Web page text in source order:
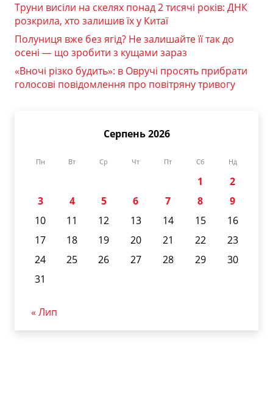
Труни висіли на скелях понад 2 тисячі років: ДНК
розкрила, хто залишив їх у Китаї
Полуниця вже без ягід? Не залишайте її так до
осені — що зробити з кущами зараз
«Вночі різко будить»: в Овручі просять прибрати
голосові повідомлення про повітряну тривогу
Серпень 2026
Пн Вт Ср Чт Пт Сб Нд
1
2
3
4 5 6 7 8
9
10
11 12 13 14 15
16
17
18 19 20 21 22
23
24
25 26 27 28 29
30
31
« Лип